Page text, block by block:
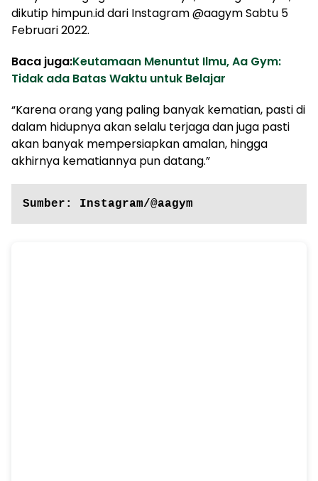
dikutip himpun.id dari Instagram @aagym Sabtu 5
Februari 2022.
Baca juga:Keutamaan Menuntut Ilmu, Aa Gym:
Tidak ada Batas Waktu untuk Belajar
“Karena orang yang paling banyak kematian, pasti di
dalam hidupnya akan selalu terjaga dan juga pasti
akan banyak mempersiapkan amalan, hingga
akhirnya kematiannya pun datang.”
Sumber: Instagram/@aagym